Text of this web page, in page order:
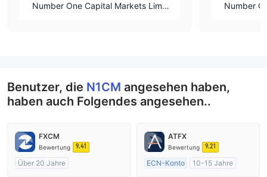
Number One Capital Markets Limit
Number
Benutzer, die N1CM angesehen haben,
haben auch Folgendes angesehen..
FXCM
Bewertung 9.41
Über 20 Jahre
ATFX
Bewertung 9.21
ECN-Konto
10-15 Jahre